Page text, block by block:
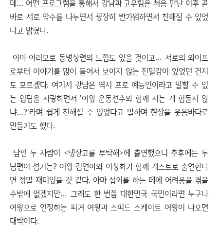
데… 어떤 프로그램을 통해서 강남과 고우림은 처음 만난 이후 곧
바로 서로 악수를 나누면서 굉장히 반가워하면서 친해질 수 있었
다고 밝혔다.
아마 여러모로 동병상련의 느낌도 있을 것이고… 서로의 와이프
로부터 이야기를 많이 들어서 보이지 않는 친밀감이 있었던 건지
도 모르겠다. 여기서 강남은 역시 프로 예능인이라고 말할 수 있
는 입담을 자랑하면서 '여왕 운동선수와 함께 사는 게 힘들지 않
냐…?'라며 쉽게 친해질 수 있었다고 말하며 현장을 웃음바다로
만들기도 했다.
남편 두 사람이 <냉장고를 부탁해>에 출연했으니 추후에는 두
남편이 섬기는? 여왕 김연아와 이상화가 함께 게스트로 출연한다
면 정말 재미있을 것 같다. 아마 섭외를 하는 데에 어려움을 겪을
수밖에 없겠지만… 그래도 한 번쯤 대한민국 국민이라면 누구나
여왕으로 인정하는 피겨 여왕과 스피드 스케이트 여왕이 나오면
대박이다.